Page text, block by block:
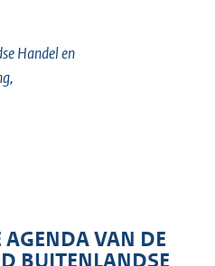
Handel en
AGENDA VAN DE